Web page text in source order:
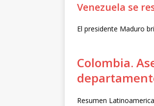
Venezuela se
El presidente Maduro
Colombia.
Resumen